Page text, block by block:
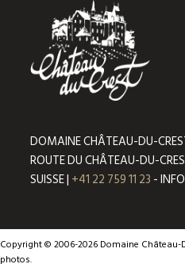
DOMAINE CHÂTEAU-DU-
ROUTE DU CHÂTEAU-DU-
SUISSE | +41 22 759 11 23 -
Copyright © 2006-2026 Domaine Château-
photos.